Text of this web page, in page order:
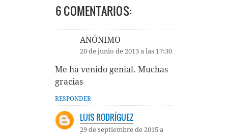
6 COMENTARIOS:
ANÓNIMO
20 de junio de 2013 a las 17:30
Me ha venido genial. Muchas
gracias
RESPONDER
LUIS RODRÍGUEZ
29 de septiembre de 2015 a